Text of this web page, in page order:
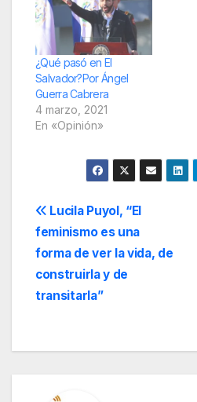
¿Qué pasó en El
Salvador?Por Ángel
Guerra Cabrera
4 marzo, 2021
En «Opinión»
Navegación
de
entradas
Lucila Puyol, “El
feminismo es una
forma de ver la vida, de
construirla y de
transitarla”